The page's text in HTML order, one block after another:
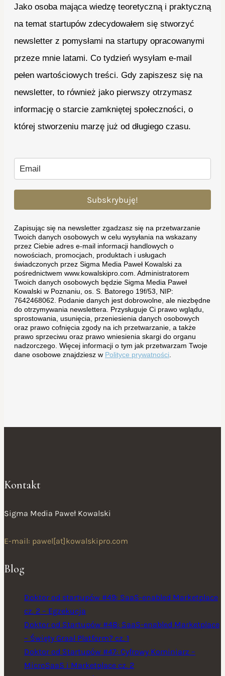
Jako osoba mająca wiedzę teoretyczną i praktyczną
na temat startupów zdecydowałem się stworzyć
newsletter z pomysłami na startupy opracowanymi
przeze mnie latami. Co tydzień wysyłam e-mail
pełen wartościowych treści. Gdy zapiszesz się na
newsletter, to również jako pierwszy otrzymasz
informację o starcie zamkniętej społeczności, o
której stworzeniu marzę już od długiego czasu.
Subskrybuję!
Zapisując się na newsletter zgadzasz się na przetwarzanie
Twoich danych osobowych w celu wysyłania na wskazany
przez Ciebie adres e-mail informacji handlowych o
nowościach, promocjach, produktach i usługach
świadczonych przez Sigma Media Paweł Kowalski za
pośrednictwem www.kowalskipro.com. Administratorem
Twoich danych osobowych będzie Sigma Media Paweł
Kowalski w Poznaniu, os. S. Batorego 19f/53, NIP:
7642468062. Podanie danych jest dobrowolne, ale niezbędne
do otrzymywania newslettera. Przysługuje Ci prawo wglądu,
sprostowania, usunięcia, przeniesienia danych osobowych
oraz prawo cofnięcia zgody na ich przetwarzanie, a także
prawo sprzeciwu oraz prawo wniesienia skargi do organu
nadzorczego. Więcej informacji o tym jak przetwarzam Twoje
dane osobowe znajdziesz w Polityce prywatności
Kontakt
Sigma Media Paweł Kowalski
E-mail: pawel[at]kowalskipro.com
Blog
Doktor od startupów #49: SaaS-enabled Marketplace
cz. 2 – Egzekucja
Doktor od Startupów #48: SaaS-enabled Marketplace
– Święty Graal Platform? cz. 1
Doktor od Startupów #47: Cyfrowy Kominiarz –
MicroSaaS i Marketplace cz. 2